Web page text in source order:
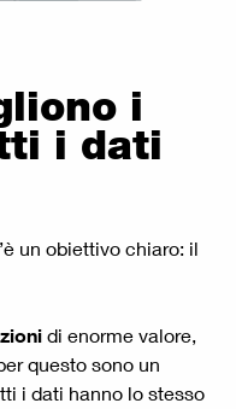
i
i dati
un obiettivo chiaro: il
di enorme valore,
questo sono un
i dati hanno lo stesso